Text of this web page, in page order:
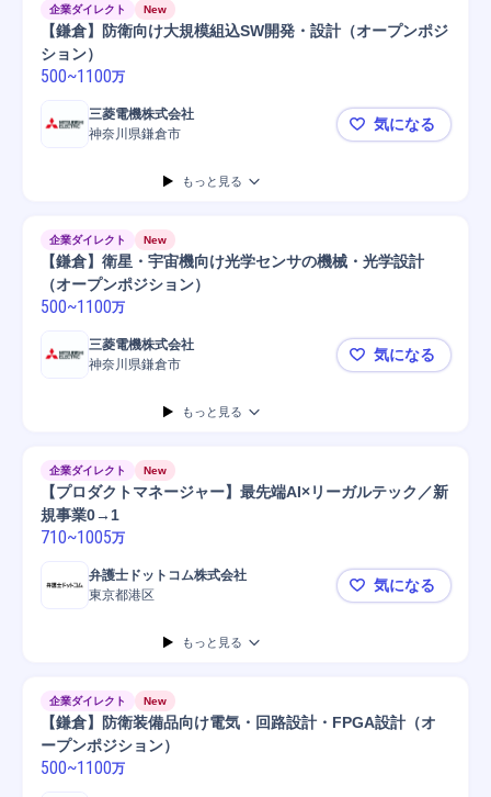
企業ダイレクト New
【鎌倉】防衛向け大規模組込SW開発・設計（オープンポジ
ション）
500~1100万
三菱電機株式会社
神奈川県鎌倉市
【鎌倉】防
気になる
もっと見る
企業ダイレクト New
【鎌倉】衛星・宇宙機向け光学センサの機械・光学設計
（オープンポジション）
500~1100万
三菱電機株式会社
神奈川県鎌倉市
【鎌倉】衛
気になる
もっと見る
企業ダイレクト New
【プロダクトマネージャー】最先端AI×リーガルテック／新
規事業0→1
710~1005万
弁護士ドットコム株式会社
東京都港区
【プロダク
気になる
もっと見る
企業ダイレクト New
【鎌倉】防衛装備品向け電気・回路設計・FPGA設計（オ
ープンポジション）
500~1100万